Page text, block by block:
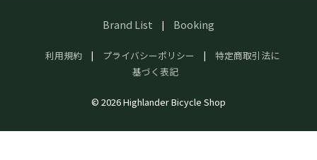
Brand List | Booking
利用規約 | プライバシーポリシー |
特定商取引法に
基づく表記
© 2026 Highlander Bicycle Shop